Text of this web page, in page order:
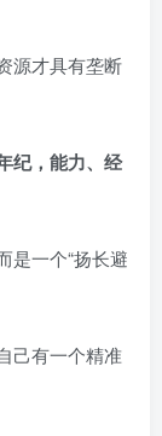
源才具有垄断
纪，能力、经
是一个“扬长避
己有一个精准